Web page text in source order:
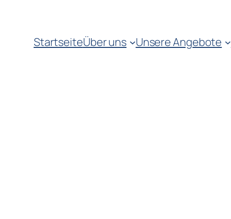
StartseiteÜber uns Unsere Angebote